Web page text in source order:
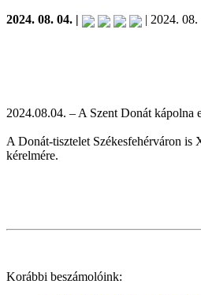
2024. 08. 04. | | 2024. 08.
2024.08.04. – A Szent Donát kápolna
A Donát-tisztelet Székesfehérváron is
kérelmére.
Korábbi beszámolóink: